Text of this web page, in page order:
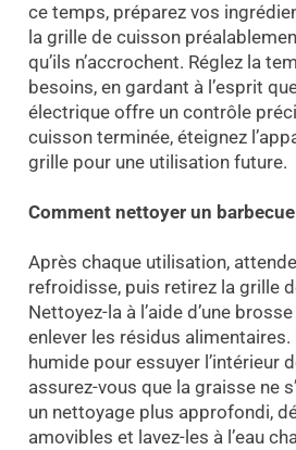
ce temps, préparez vos
la grille de cuisson
qu’ils n’accrochent. Réglez la
besoins, en gardant à l’esprit
électrique offre un contrôle
cuisson terminée, éteignez
grille pour une utilisation future.
Comment nettoyer un
Après chaque utilisation,
refroidisse, puis retirez la grille
Nettoyez-la à l’aide d’une
enlever les résidus
humide pour essuyer l’intérieur
assurez-vous que la graisse ne
un nettoyage plus approfondi,
amovibles et lavez-les à l’eau